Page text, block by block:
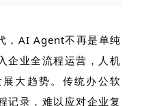
，AI Agent不再是单纯
企业全流程运营，人机
大趋势。传统办公软
记录，难以应对企业复